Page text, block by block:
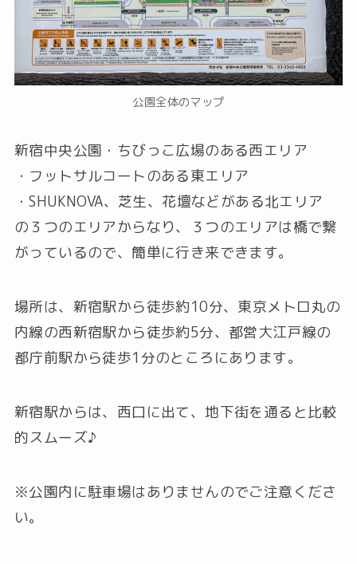
公園全体のマップ
新宿中央公園 ・ちびっこ広場のある西エリア
・フットサルコートのある東エリア
・SHUKNOVA、芝生、花壇などがある北エリア
の３つのエリアからなり、３つのエリアは橋で繋
がっているので、簡単に行き来できます。
場所は、新宿駅から徒歩約10分、東京メトロ丸の
内線の西新宿駅から徒歩約5分、都営大江戸線の
都庁前駅から徒歩1分のところにあります。
新宿駅からは、西口に出て、地下街を通ると比較
的スムーズ♪
※公園内に駐車場はありませんのでご注意くださ
い。